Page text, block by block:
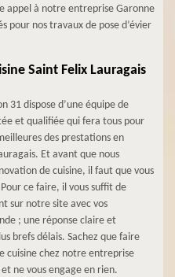
appel à notre entreprise Garonne
pour nos travaux de pose d’évier
Saint Felix Lauragais
31 dispose d’une équipe de
et qualifiée qui fera tous pour
des prestations en
Et avant que nous
de cuisine, il faut que vous
ce faire, il vous suffit de
sur notre site avec vos
; une réponse claire et
brefs délais. Sachez que faire
cuisine chez notre entreprise
ne vous engage en rien.